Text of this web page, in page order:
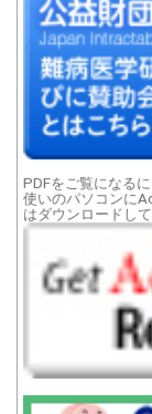
PDFをご覧になる
使いのパソコンに
はダウンロードして